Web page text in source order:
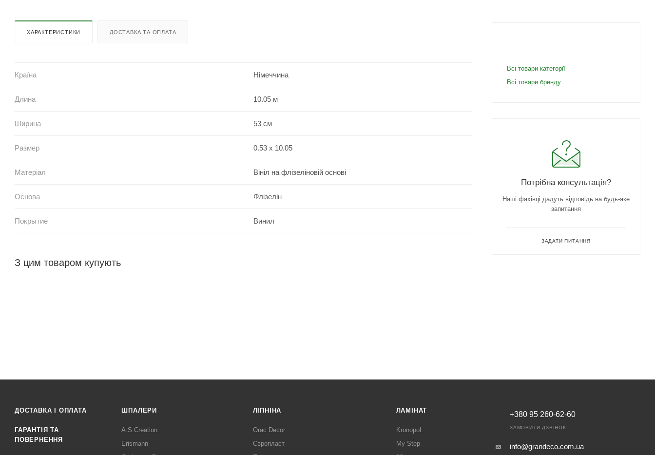
ХАРАКТЕРИСТИКИ ДОСТАВКА ТА ОПЛАТА
Країна Німеччина
Длина 10.05 м
Ширина 53 см
Размер 0.53 x 10.05
Матеріал Вініл на флізеліновій основі
Основа Флізелін
Покрытие Винил
З цим товаром купують
Всі товари категорії
Всі товари бренду
Потрібна консультація?
Наші фахівці дадуть відповідь на будь-яке
запитання
ЗАДАТИ ПИТАННЯ
ДОСТАВКА І ОПЛАТА
ГАРАНТІЯ ТА
ПОВЕРНЕННЯ
ШПАЛЕРИ
A.S.Creation
Erismann
ЛІПНІНА
Orac Decor
Європласт
ЛАМІНАТ
Kronopol
My Step
+380 95 260-62-60
ЗАМОВИТИ ДЗВІНОК
info@grandeco.com.ua